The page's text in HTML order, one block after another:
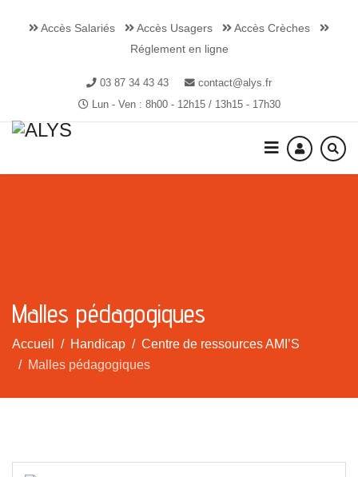
Accès Salariés Accès Usagers
Accès Crèches
Réglement en ligne
03 87 34 43 43
contact@alys.fr
Lun - Ven : 8h00 - 12h15 / 13h15 - 17h30
Malles pédagogiques
Accueil Handicap
Centre de ressources AMI’S
Malles pédagogiques